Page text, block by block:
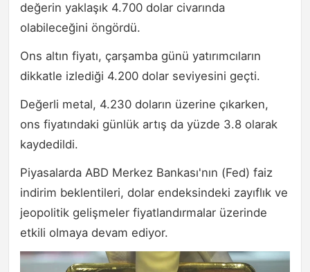
değerin yaklaşık 4.700 dolar civarında
olabileceğini öngördü.
Ons altın fiyatı, çarşamba günü yatırımcıların
dikkatle izlediği 4.200 dolar seviyesini geçti.
Değerli metal, 4.230 doların üzerine çıkarken,
ons fiyatındaki günlük artış da yüzde 3.8 olarak
kaydedildi.
Piyasalarda ABD Merkez Bankası'nın (Fed) faiz
indirim beklentileri, dolar endeksindeki zayıflık ve
jeopolitik gelişmeler fiyatlandırmalar üzerinde
etkili olmaya devam ediyor.